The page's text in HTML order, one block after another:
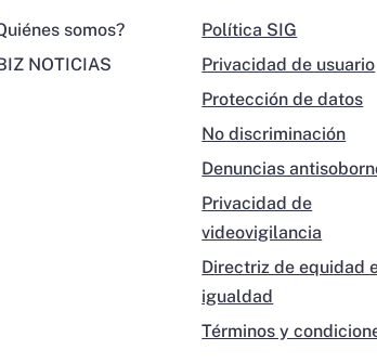
somos?
NOTICIAS
Política SIG
Privacidad de usuario
Protección de datos
No discriminación
Denuncias
Privacidad de
videovigilancia
Directriz de equidad
igualdad
Términos y